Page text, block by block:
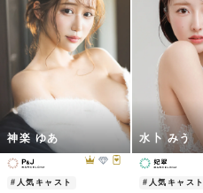
神楽 ゆあ
#人気キャスト
水卜 みう
#人気キャスト